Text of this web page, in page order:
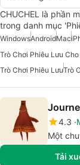
CHUCHEL là phần
trong danh mục
WindowsAndroidMac
Trò Chơi Phiêu Lưu
Trò Chơi Phiêu LưuTrò
4.3
Một
Tải